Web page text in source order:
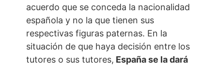
acuerdo que se conceda la nacionalidad
española y no la que tienen sus
respectivas figuras paternas. En la
situación de que haya decisión entre los
tutores o sus tutores, España se la dará